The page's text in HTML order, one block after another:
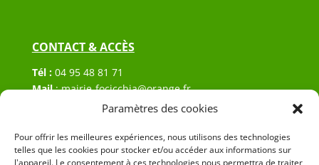
Paramètres des cookies
Pour offrir les meilleures expériences, nous utilisons des technologies
telles que les cookies pour stocker et/ou accéder aux informations sur
l'appareil. Le consentement à ces technologies nous permettra de traiter
CONTACT & ACCÈS
Tél : 04 95 48 81 71
Mail:mairie-focicchia@orange.fr
Hôtel de ville de Focicchia
20212 Focicchia